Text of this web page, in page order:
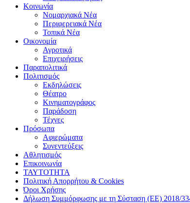
Κοινωνία
Νομαρχιακά Νέα
Περιφερειακά Νέα
Τοπικά Νέα
Οικονομία
Αγροτικά
Επιχειρήσεις
Παραπολιτικά
Πολιτισμός
Εκδηλώσεις
Θέατρο
Κινηματογράφος
Παράδοση
Τέχνες
Πρόσωπα
Αφιερώματα
Συνεντεύξεις
Αθλητισμός
Επικοινωνία
ΤΑΥΤΟΤΗΤΑ
Πολιτική Απορρήτου & Cookies
Όροι Χρήσης
Δήλωση Συμμόρφωσης με τη Σύσταση (ΕΕ) 2018/